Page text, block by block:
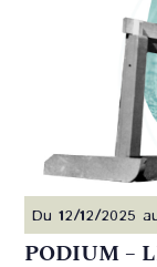
Du 12/12/2025
PODIUM –